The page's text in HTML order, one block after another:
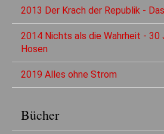
2013 Der Krach der Republik -
2014 Nichts als die Wahrheit - 30
Hosen
2019 Alles ohne Strom
Bücher